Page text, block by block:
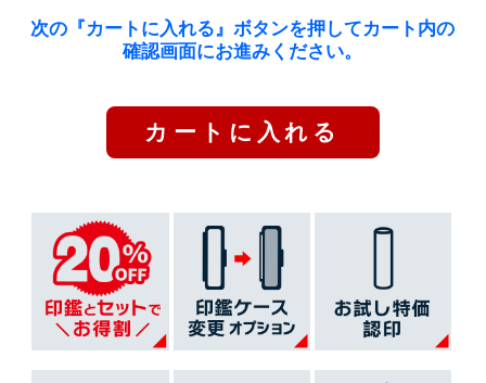
次の『カートに入れる』ボタンを押してカート内の
確認画面にお進みください。